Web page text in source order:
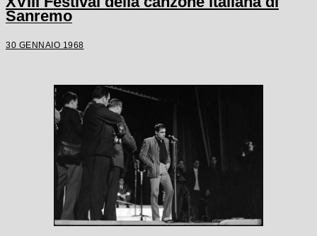
Sanremo
30 GENNAIO 1968